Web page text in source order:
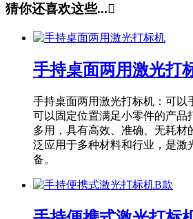
猜你还喜欢这些...
手持桌面两用激光打
手持桌面两用激光打标机：可以
可以固定位置满足小零件的产品
多用，具有高效、准确、无耗材
泛应用于多种材料和行业，是激
备。